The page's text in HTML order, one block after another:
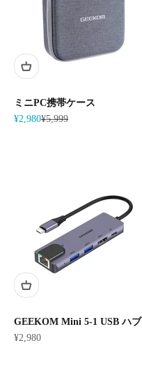
ミニPC携帯ケース
セール価格
¥2,980通常価格
¥5,999
GEEKOM Mini 5-1 USB ハブ
セール価格
¥2,980